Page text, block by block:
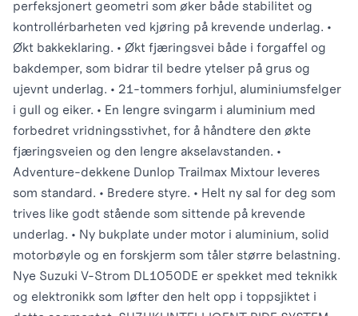
perfeksjonert geometri som øker både stabilitet og
kontrollérbarheten ved kjøring på krevende underlag. •
Økt bakkeklaring. • Økt fjæringsvei både i forgaffel og
bakdemper, som bidrar til bedre ytelser på grus og
ujevnt underlag. • 21-tommers forhjul, aluminiumsfelger
i gull og eiker. • En lengre svingarm i aluminium med
forbedret vridningsstivhet, for å håndtere den økte
fjæringsveien og den lengre akselavstanden. •
Adventure-dekkene Dunlop Trailmax Mixtour leveres
som standard. • Bredere styre. • Helt ny sal for deg som
trives like godt stående som sittende på krevende
underlag. • Ny bukplate under motor i aluminium, solid
motorbøyle og en forskjerm som tåler større belastning.
Nye Suzuki V-Strom DL1050DE er spekket med teknikk
og elektronikk som løfter den helt opp i toppsjiktet i